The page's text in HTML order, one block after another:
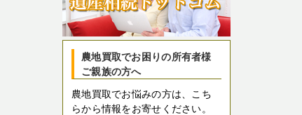
農地買取でお困りの所有者様
ご親族の方へ
農地買取でお悩みの方は、こち
らから情報をお寄せください。